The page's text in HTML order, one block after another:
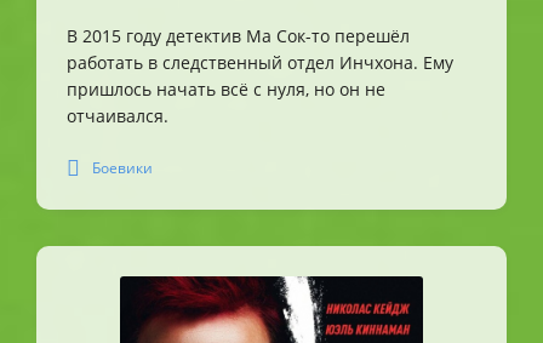
В 2015 году детектив Ма Сок-то перешёл
работать в следственный отдел Инчхона. Ему
пришлось начать всё с нуля, но он не
отчаивался.
Боевики